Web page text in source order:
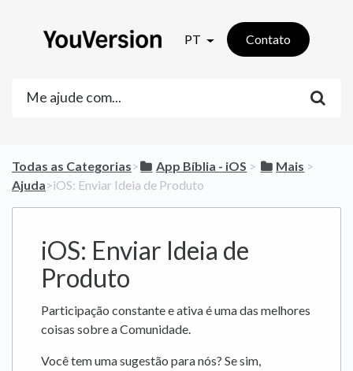
PT Contato
Todas as Categorias​>​ ​App Bíblia - iOS ​ > ​ ​Mais ​ > ​
Ajuda​>​ iOS: Enviar Ideia de Produto
iOS: Enviar Ideia de
Produto
Participação constante e ativa é uma das melhores
coisas sobre a Comunidade.
Você tem uma sugestão para nós? Se sim,